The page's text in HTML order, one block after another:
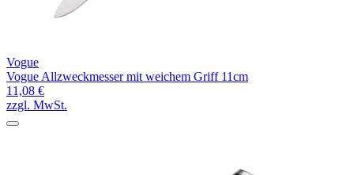
Vogue
Vogue Allzweckmesser mit weichem Griff 11cm
11,08 €
zzgl. MwSt.